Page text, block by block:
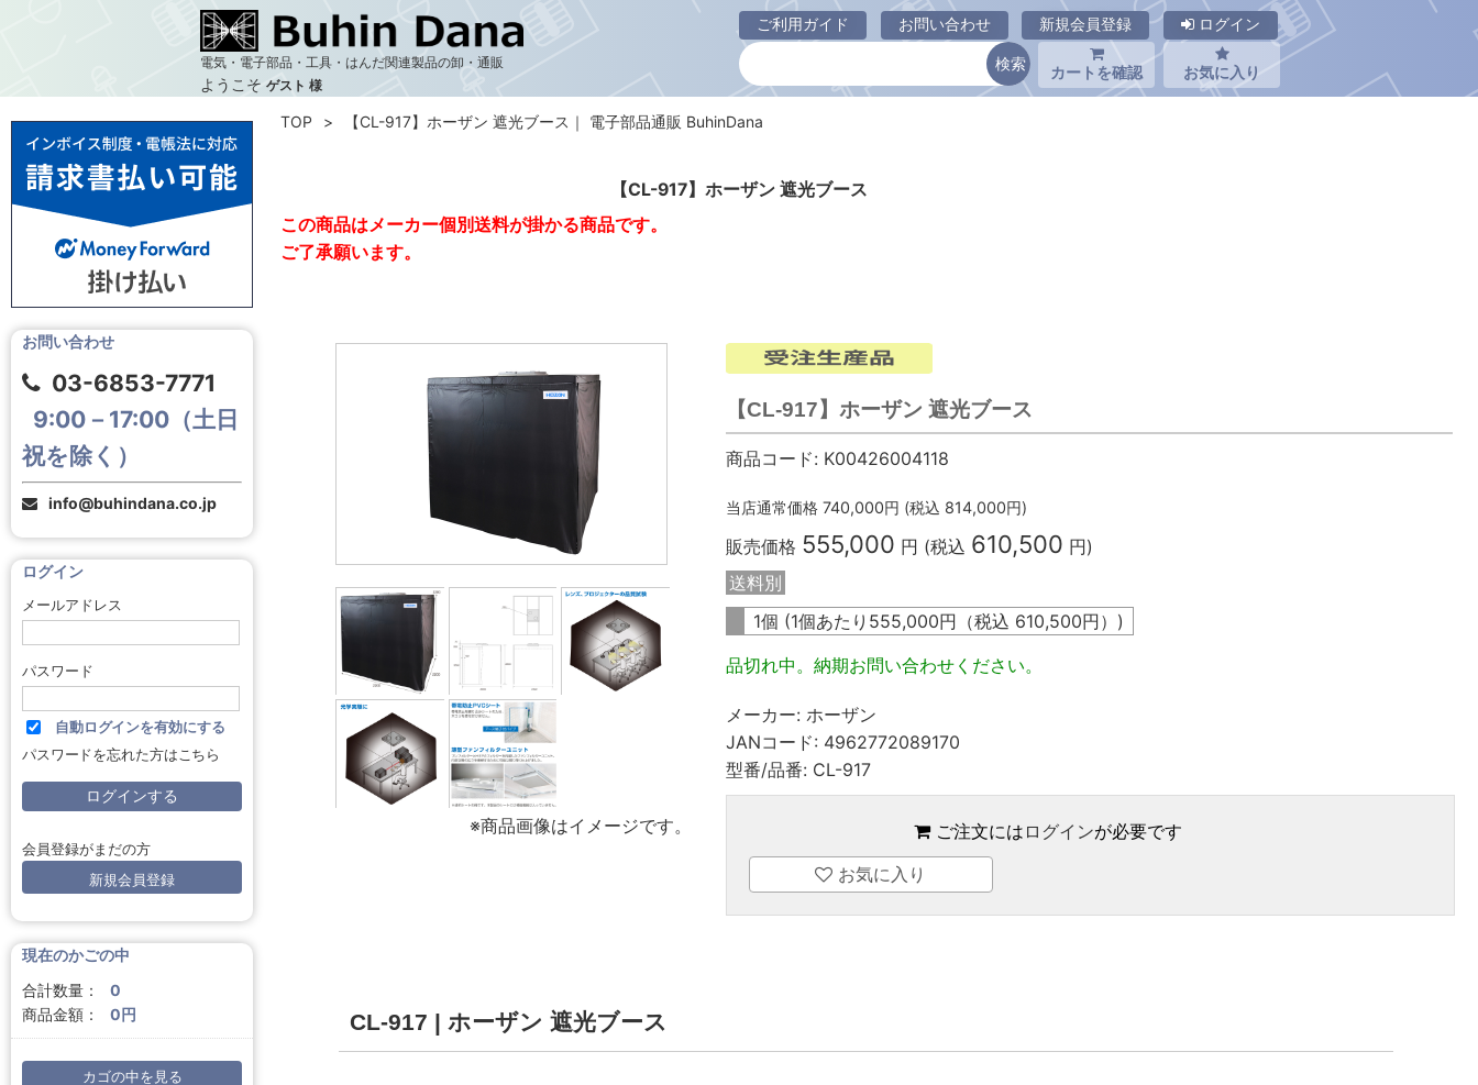
電気・電子部品・工具・はんだ関連製品の卸・通販
ようこそ ゲスト 様
ご利用ガイド お問い合わせ 新規会員登録 ログイン
カートを確認 お気に入り
【CL-917】ホーザン 遮光ブース
お問い合わせ
03-6853-7771
9:00－17:00（土日
祝を除く）
info@buhindana.co.jp
ログイン
メールアドレス
パスワード
自動ログインを有効にする
パスワードを忘れた方はこちら
会員登録がまだの方
新規会員登録
現在のかごの中
合計数量：
0
商品金額：
0円
カゴの中を見る
TOP 【CL-917】ホーザン 遮光ブース｜ 電子部品通販 BuhinDana
この商品はメーカー個別送料が掛かる商品です。
ご了承願います。
※商品画像はイメージです。
【CL-917】ホーザン 遮光ブース
商品コード: K00426004118
当店通常価格 740,000円 (税込 814,000円)
販売価格 555,000 円 (税込 610,500 円)
送料別
1個 (1個あたり 555,000円（税込 610,500円）)
品切れ中。納期お問い合わせください。
メーカー: ホーザン
JANコード: 4962772089170
型番/品番: CL-917
ご注文には ログインが必要です
お気に入り
CL-917 | ホーザン 遮光ブース